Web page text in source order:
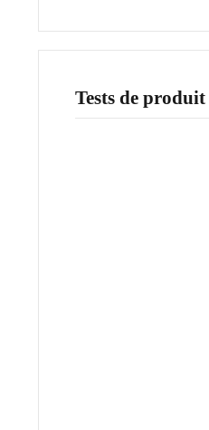
Tests de produit